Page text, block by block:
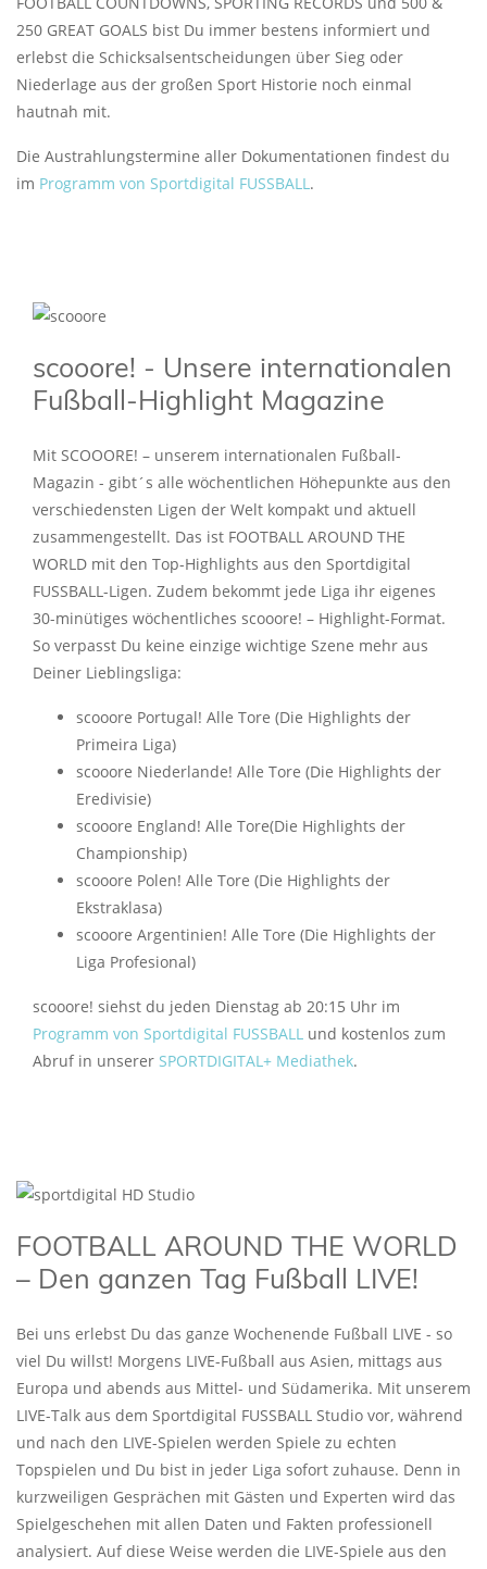
250 GREAT GOALS bist Du immer bestens informiert und
erlebst die Schicksalsentscheidungen über Sieg oder
Niederlage aus der großen Sport Historie noch einmal
hautnah mit.
Die Austrahlungstermine aller Dokumentationen findest du
im Programm von Sportdigital FUSSBALL .
scooore! - Unsere internationalen
Fußball-Highlight Magazine
Mit SCOOORE! – unserem internationalen Fußball-
Magazin - gibt´s alle wöchentlichen Höhepunkte aus den
verschiedensten Ligen der Welt kompakt und aktuell
zusammengestellt. Das ist FOOTBALL AROUND THE
WORLD mit den Top-Highlights aus den Sportdigital
FUSSBALL-Ligen. Zudem bekommt jede Liga ihr eigenes
30-minütiges wöchentliches scooore! – Highlight-Format.
So verpasst Du keine einzige wichtige Szene mehr aus
Deiner Lieblingsliga:
scooore Portugal! Alle Tore (Die Highlights der
Primeira Liga)
scooore Niederlande! Alle Tore (Die Highlights der
Eredivisie)
scooore England! Alle Tore(Die Highlights der
Championship)
scooore Polen! Alle Tore (Die Highlights der
Ekstraklasa)
scooore Argentinien! Alle Tore (Die Highlights der
Liga Profesional)
scooore! siehst du jeden Dienstag ab 20:15 Uhr im
Programm von Sportdigital FUSSBALL und kostenlos zum
Abruf in unserer SPORTDIGITAL+ Mediathek.
FOOTBALL AROUND THE WORLD
– Den ganzen Tag Fußball LIVE!
Bei uns erlebst Du das ganze Wochenende Fußball LIVE - so
viel Du willst! Morgens LIVE-Fußball aus Asien, mittags aus
Europa und abends aus Mittel- und Südamerika. Mit unserem
LIVE-Talk aus dem Sportdigital FUSSBALL Studio vor, während
und nach den LIVE-Spielen werden Spiele zu echten
Topspielen und Du bist in jeder Liga sofort zuhause. Denn in
kurzweiligen Gesprächen mit Gästen und Experten wird das
Spielgeschehen mit allen Daten und Fakten professionell
analysiert. Auf diese Weise werden die LIVE-Spiele aus den